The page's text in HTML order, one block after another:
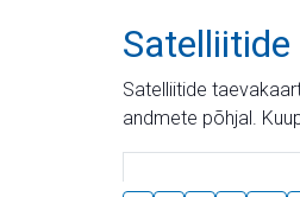
Satelliitide
andmete põhjal.